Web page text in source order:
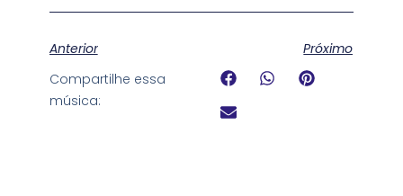
Anterior
Próximo
Compartilhe essa
música: